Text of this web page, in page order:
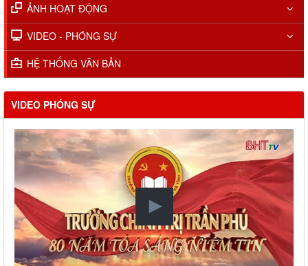
ẢNH HOẠT ĐỘNG
VIDEO - PHÓNG SỰ
HỆ THỐNG VĂN BẢN
VIDEO PHÓNG SỰ